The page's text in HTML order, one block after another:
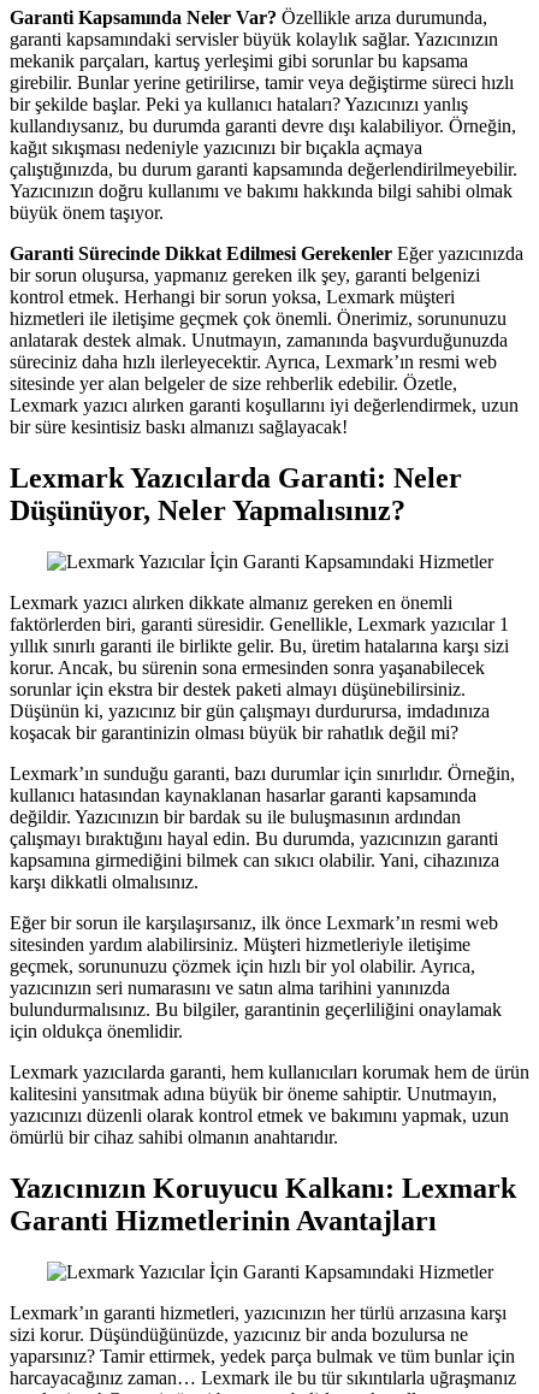
Garanti Kapsamında Neler Var? Özellikle arıza durumunda,
garanti kapsamındaki servisler büyük kolaylık sağlar. Yazıcınızın
mekanik parçaları, kartuş yerleşimi gibi sorunlar bu kapsama
girebilir. Bunlar yerine getirilirse, tamir veya değiştirme süreci hızlı
bir şekilde başlar. Peki ya kullanıcı hataları? Yazıcınızı yanlış
kullandıysanız, bu durumda garanti devre dışı kalabiliyor. Örneğin,
kağıt sıkışması nedeniyle yazıcınızı bir bıçakla açmaya
çalıştığınızda, bu durum garanti kapsamında değerlendirilmeyebilir.
Yazıcınızın doğru kullanımı ve bakımı hakkında bilgi sahibi olmak
büyük önem taşıyor.
Garanti Sürecinde Dikkat Edilmesi Gerekenler Eğer yazıcınızda
bir sorun oluşursa, yapmanız gereken ilk şey, garanti belgenizi
kontrol etmek. Herhangi bir sorun yoksa, Lexmark müşteri
hizmetleri ile iletişime geçmek çok önemli. Önerimiz, sorununuzu
anlatarak destek almak. Unutmayın, zamanında başvurduğunuzda
süreciniz daha hızlı ilerleyecektir. Ayrıca, Lexmark’ın resmi web
sitesinde yer alan belgeler de size rehberlik edebilir. Özetle,
Lexmark yazıcı alırken garanti koşullarını iyi değerlendirmek, uzun
bir süre kesintisiz baskı almanızı sağlayacak!
Lexmark Yazıcılarda Garanti: Neler
Düşünüyor, Neler Yapmalısınız?
Lexmark yazıcı alırken dikkate almanız gereken en önemli
faktörlerden biri, garanti süresidir. Genellikle, Lexmark yazıcılar 1
yıllık sınırlı garanti ile birlikte gelir. Bu, üretim hatalarına karşı sizi
korur. Ancak, bu sürenin sona ermesinden sonra yaşanabilecek
sorunlar için ekstra bir destek paketi almayı düşünebilirsiniz.
Düşünün ki, yazıcınız bir gün çalışmayı durdurursa, imdadınıza
koşacak bir garantinizin olması büyük bir rahatlık değil mi?
Lexmark’ın sunduğu garanti, bazı durumlar için sınırlıdır. Örneğin,
kullanıcı hatasından kaynaklanan hasarlar garanti kapsamında
değildir. Yazıcınızın bir bardak su ile buluşmasının ardından
çalışmayı bıraktığını hayal edin. Bu durumda, yazıcınızın garanti
kapsamına girmediğini bilmek can sıkıcı olabilir. Yani, cihazınıza
karşı dikkatli olmalısınız.
Eğer bir sorun ile karşılaşırsanız, ilk önce Lexmark’ın resmi web
sitesinden yardım alabilirsiniz. Müşteri hizmetleriyle iletişime
geçmek, sorununuzu çözmek için hızlı bir yol olabilir. Ayrıca,
yazıcınızın seri numarasını ve satın alma tarihini yanınızda
bulundurmalısınız. Bu bilgiler, garantinin geçerliliğini onaylamak
için oldukça önemlidir.
Lexmark yazıcılarda garanti, hem kullanıcıları korumak hem de ürün
kalitesini yansıtmak adına büyük bir öneme sahiptir. Unutmayın,
yazıcınızı düzenli olarak kontrol etmek ve bakımını yapmak, uzun
ömürlü bir cihaz sahibi olmanın anahtarıdır.
Yazıcınızın Koruyucu Kalkanı: Lexmark
Garanti Hizmetlerinin Avantajları
Lexmark’ın garanti hizmetleri, yazıcınızın her türlü arızasına karşı
sizi korur. Düşündüğünüzde, yazıcınız bir anda bozulursa ne
yaparsınız? Tamir ettirmek, yedek parça bulmak ve tüm bunlar için
harcayacağınız zaman… Lexmark ile bu tür sıkıntılarla uğraşmanız